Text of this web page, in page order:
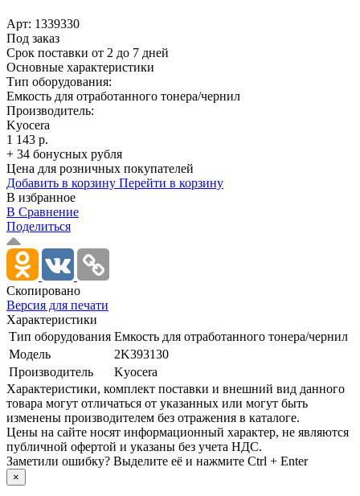
Арт: 1339330
Под заказ
Срок поставки от 2 до 7 дней
Основные характеристики
Тип оборудования:
Емкость для отработанного тонера/чернил
Производитель:
Kyocera
1 143 р.
+ 34 бонусных рубля
Цена для розничных покупателей
Добавить в корзину Перейти в корзину
В избранное
В Сравнение
Поделиться
Скопировано
Версия для печати
Характеристики
Тип оборудования Емкость для отработанного тонера/­чернил
Модель
2K393130
Производитель
Kyocera
Xарактеристики, комплект поставки и внешний вид данного
товара могут отличаться от указанных или могут быть
изменены производителем без отражения в каталоге.
Цены на сайте носят информационный характер, не являются
публичной офертой и указаны без учета НДС.
Заметили ошибку? Выделите её и нажмите Ctrl + Enter
×